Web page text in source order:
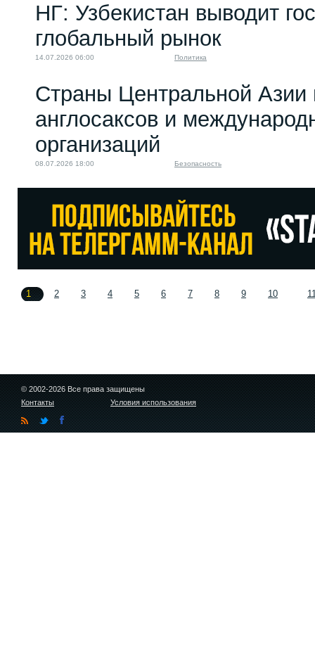
НГ: Узбекистан выводит
глобальный рынок
14.07.2026 06:00 Политика
Страны Центральной Азии
англосаксов и
организаций
08.07.2026 18:00 Безопасность
1 2 3 4 5 6 7 8 9 10
© 2002-2026 Все права защищены
Контакты
Условия использования